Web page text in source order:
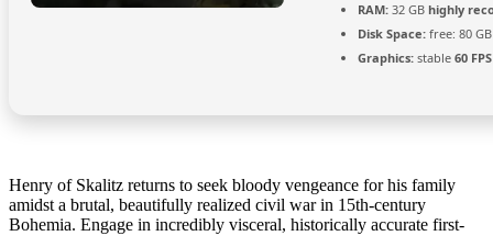
RAM: 32 GB highly
Disk Space: free: 80
Graphics: stable 60 FPS
Henry of Skalitz returns to seek bloody vengeance for his family
amidst a brutal, beautifully realized civil war in 15th-century
Bohemia. Engage in incredibly visceral, historically accurate first-